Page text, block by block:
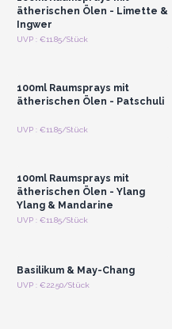
ätherischen Ölen - Limette &
Ingwer
UVP : €11.85/StückAnmelden oder
100ml Raumsprays mit
ätherischen Ölen - Patschuli
UVP : €11.85/StückAnmelden oder
100ml Raumsprays mit
ätherischen Ölen - Ylang
Ylang & Mandarine
UVP : €11.85/StückAnmelden oder
Basilikum & May-Chang
UVP : €22.50/StückAnmelden oder